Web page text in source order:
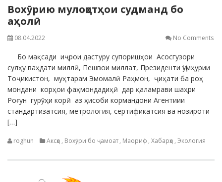
Вохӯрию мулоқотҳои судманд бо
аҳолӣ
08.04.2022 No Comments
Бо мақсади иҷрои дастуру супоришҳои Асосгузори
сулҳу ваҳдати миллӣ, Пешвои миллат, Президенти Ҷумҳурии
Тоҷикистон, муҳтарам Эмомалӣ Раҳмон, ҷиҳати ба роҳ
мондани корҳои фаҳмондадиҳӣ дар қаламрави шаҳри
Роғун гурӯҳи корӣ аз ҳисоби кормандони Агентиии
стандартизатсия, метрология, сертификатсия ва нозироти
[…]
roghun Аксҳо , Вохӯри бо ҷамоат, Маориф , Хабарҳо , Экология